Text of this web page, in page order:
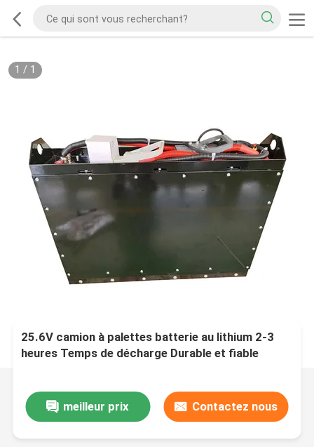
1 / 1
25.6V camion à palettes batterie au lithium 2-3
heures Temps de décharge Durable et fiable
meilleur prix Contactez nous